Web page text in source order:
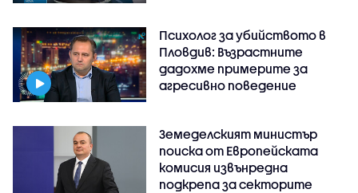
Психолог за убийството в
Пловдив: Възрастните
дадохме примерите за
агресивно поведение
Земеделският министър
поиска от Европейската
комисия извънредна
подкрепа за секторите